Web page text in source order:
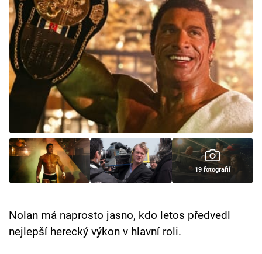
Seriály
Hry
Cool Esport
Pořady
TV Program
Sledujte prima+ 19 fotografií
Nolan má naprosto jasno, kdo letos předvedl
nejlepší herecký výkon v hlavní roli.